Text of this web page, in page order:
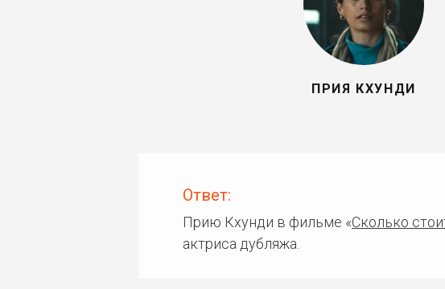
ПРИЯ КХУНДИ
Ответ:
Прию Кхунди в фильме «Сколько
актриса дубляжа.